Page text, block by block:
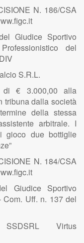
N. 186/CSA
Giudice Sportivo
del
S.R.L.
di € 3.000,00 alla
tribuna dalla società
della stessa
arbitrale. I
gioco due bottiglie
N. 184/CSA
Giudice Sportivo
Uff. n. 137 del
Virtus